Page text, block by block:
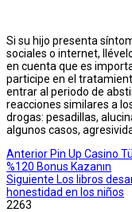
Si su hijo presenta
sociales o internet,
en cuenta que es
participe en el
entrar al periodo de
reacciones similares a
drogas: pesadillas,
algunos casos,
Anterior Pin Up Casino
%120 Bonus Kazanın
Siguiente Los libros
honestidad en los niños
2263